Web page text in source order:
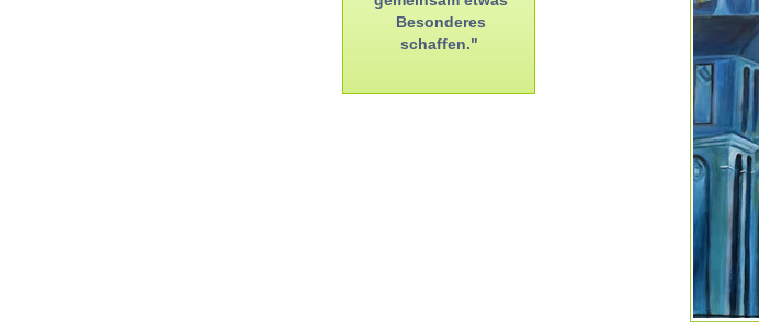
Besonderes
schaffen."